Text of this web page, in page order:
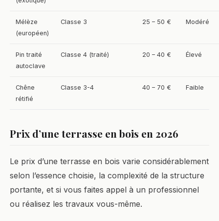
Mélèze
(européen)
Classe 3 25 – 50 € Modéré
Pin traité
autoclave
Classe 4 (traité) 20 – 40 € Élevé
Chêne
rétifié
Classe 3-4 40 – 70 € Faible
Prix d’une terrasse en bois en 2026
Le prix d’une terrasse en bois varie considérablement
selon l’essence choisie, la complexité de la structure
portante, et si vous faites appel à un professionnel
ou réalisez les travaux vous-même.